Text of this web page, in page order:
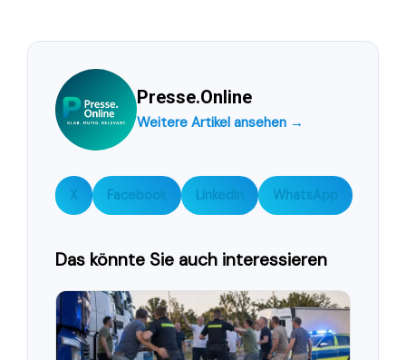
Presse.Online
Weitere Artikel ansehen →
X Facebook LinkedIn WhatsApp
Das könnte Sie auch interessieren